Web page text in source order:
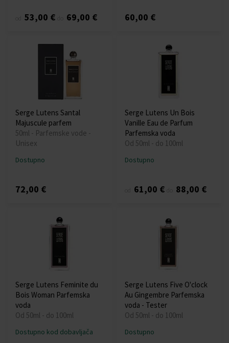
53,00 € 69,00 € 60,00 €
Serge Lutens Santal
Majuscule parfem
50ml - Parfemske vode -
Unisex
Dostupno
72,00 €
Serge Lutens Un Bois
Vanille Eau de Parfum
Parfemska voda
Od 50ml - do 100ml
Dostupno
61,00 € 88,00 €
Serge Lutens Feminite du
Bois Woman Parfemska
voda
Od 50ml - do 100ml
Dostupno kod dobavljača
Serge Lutens Five O'clock
Au Gingembre Parfemska
voda - Tester
Od 50ml - do 100ml
Dostupno